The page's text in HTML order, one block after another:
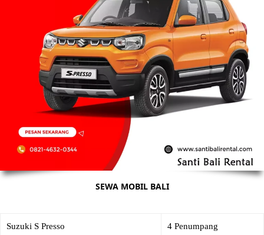
SEWA MOBIL BALI
Suzuki S Presso 4 Penumpang